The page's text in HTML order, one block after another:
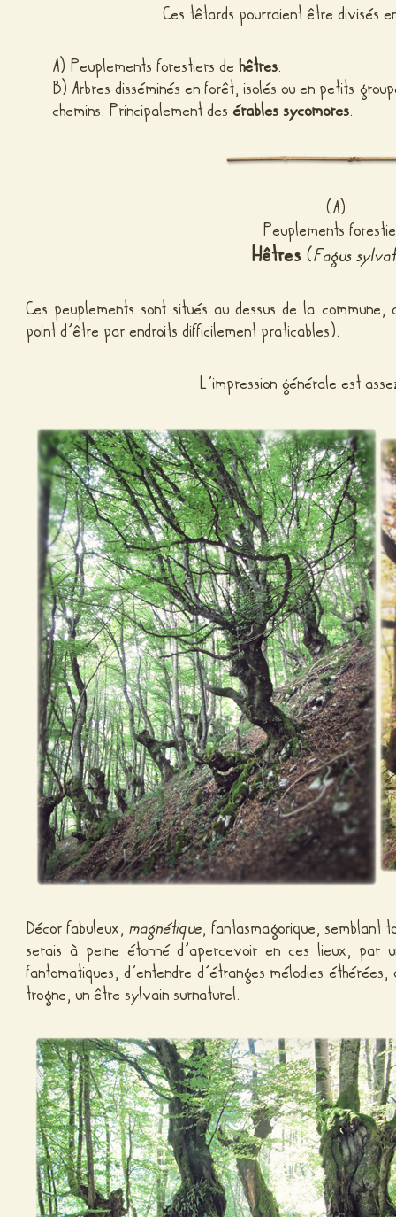
Ces têtards pourraient être divisés
A) Peuplements forestiers dehêtres.
B) Arbres disséminés en forêt, isolés ou en petits
chemins. Principalement desérables sycomores.
(A)
Peuplements
Hêtres (Fagus
Ces peuplements sont situés au dessus de la
point d’être par endroits difficilement praticables).
L’impression générale est
Décor fabuleux,magnétique, fantasmagorique, semblant
serais à peine étonné d’apercevoir en ces lieux, par
fantomatiques, d’entendre d’étranges mélodies
trogne, un être sylvain surnaturel.